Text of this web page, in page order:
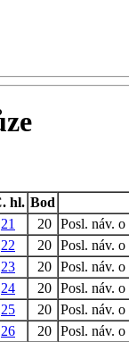
hl. Bod
21 20 Posl. náv.
22 20 Posl. náv.
23 20 Posl. náv.
24 20 Posl. náv.
25 20 Posl. náv.
26 20 Posl. náv.